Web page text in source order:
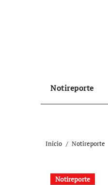
Notireporte
Inicio Notireporte
Notireporte